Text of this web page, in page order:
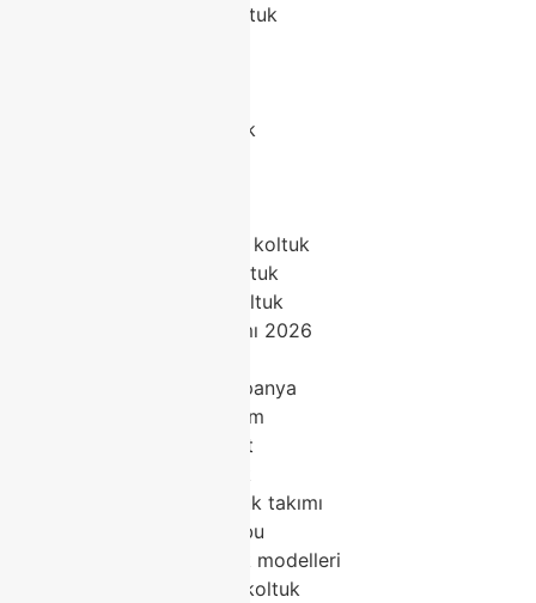
Modoko modüler koltuk
Modoko berjer koltuk
Modoko leke tutmaz koltuk
Modoko konforlu koltuk
Modoko dayanıklı koltuk
Modoko koltuk takımı 2026
Modoko koltuk kampanya
Modoko koltuk indirim
Modoko koltuk taksit
Modoko en iyi koltuk
Modoko kaliteli koltuk takımı
Modoko oturma grubu
Modoko trend koltuk modelleri
Modoko ergonomik koltuk